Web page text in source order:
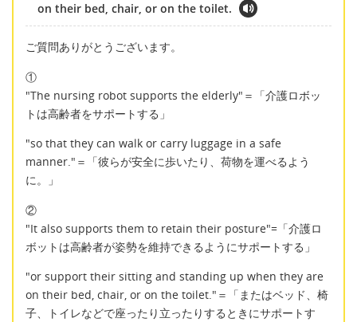
on their bed, chair, or on the toilet.
ご質問ありがとうございます。
①
"The nursing robot supports the elderly"＝「介護ロボッ
トは高齢者をサポートする」
"so that they can walk or carry luggage in a safe
manner."＝「彼らが安全に歩いたり、荷物を運べるよう
に。」
②
"It also supports them to retain their posture"=「介護ロ
ボットは高齢者が姿勢を維持できるようにサポートする」
"or support their sitting and standing up when they are
on their bed, chair, or on the toilet."＝「またはベッド、椅
子、トイレなどで座ったり立ったりするときにサポートす